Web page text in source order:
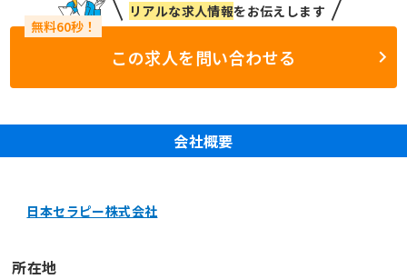
リアルな求人情報をお伝えします
この求人を問い合わせる
会社概要
日本セラピー株式会社
所在地